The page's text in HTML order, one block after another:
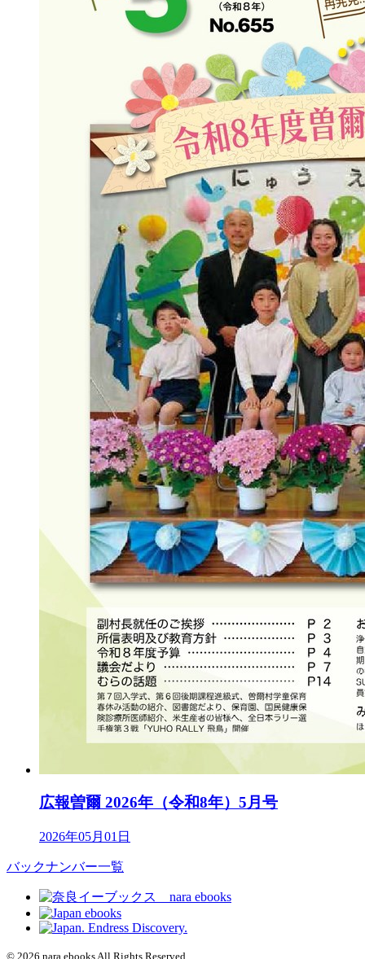
広報曽爾 2026年（令和8年）5月号
2026年05月01日
バックナンバー一覧
© 2026 nara ebooks All Rights Reserved.